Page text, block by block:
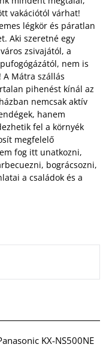
vakációtól várhat!
légkör és páratlan
Aki szeretné egy
zsivajától, a
nem is
A Mátra szállás
pihenést kínál az
nemcsak aktív
hanem
fel a környék
megfelelő
fog itt unatkozni,
bográcsozni,
a családok és a
KX-NS500NE